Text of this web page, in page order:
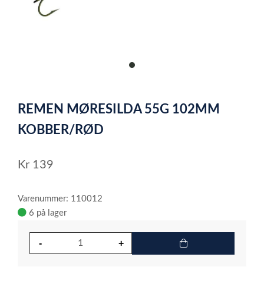
item
of
1
REMEN MØRESILDA 55G 102MM
KOBBER/RØD
Kr 139
Varenummer: 110012
6 på lager